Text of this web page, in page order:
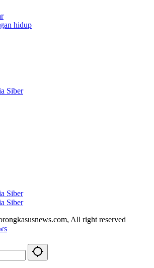
hidup
Siber
Siber
Siber
All right reserved